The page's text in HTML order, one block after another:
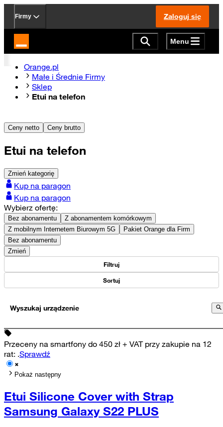
Firmy Zaloguj się
Strona główna Orange.pl Menu
Orange.pl
Małe i Średnie Firmy
Sklep
Etui na telefon
Ceny netto Ceny brutto
Etui na telefon
Zmień kategorię
Kup na paragon
Kup na paragon
Wybierz ofertę:
Bez abonamentu
Z abonamentem komórkowym
Z mobilnym Internetem Biurowym 5G
Pakiet Orange dla Firm
Bez abonamentu
Zmień
Filtruj
Sortuj
Wyszukaj urządzenie
Przeceny na smartfony do 450 zł + VAT przy zakupie na 12
rat: .Sprawdź
Pokaż następny
Etui Silicone Cover with Strap
Samsung Galaxy S22 PLUS